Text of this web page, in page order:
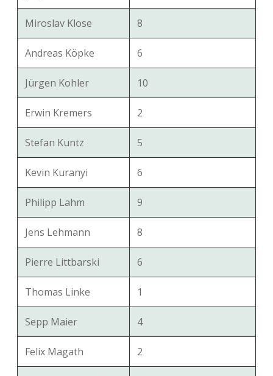
Miroslav Klose 8
Andreas Köpke 6
Jürgen Kohler 10
Erwin Kremers 2
Stefan Kuntz 5
Kevin Kuranyi 6
Philipp Lahm 9
Jens Lehmann 8
Pierre Littbarski 6
Thomas Linke 1
Sepp Maier 4
Felix Magath 2